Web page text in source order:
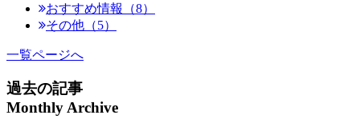
おすすめ情報（8）
その他（5）
一覧ページへ
過去の記事
Monthly Archive